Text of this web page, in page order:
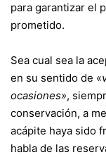
para garantizar el
prometido.
Sea cual sea la
en su sentido de «
ocasiones»,
conservación, a
acápite haya sido
habla de las